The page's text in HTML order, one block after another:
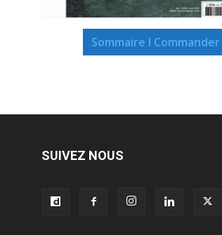
Sommaire I Commander
SUIVEZ NOUS